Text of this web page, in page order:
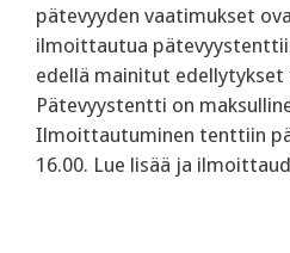
pätevyyden vaatimukset
ilmoittautua
edellä mainitut
‍Pätevyystentti on
Ilmoittautuminen tenttiin
16.00. Lue lisää ja